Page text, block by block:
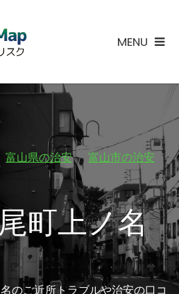
MENU
富山県の治安
富山市の治安
町上ノ名
のご近所トラブルや治安の口コ